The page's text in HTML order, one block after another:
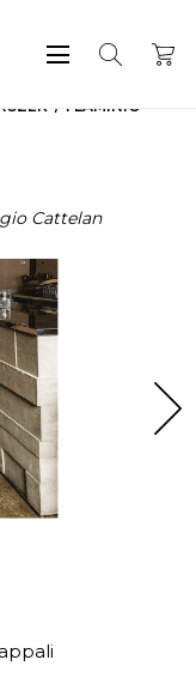
FLAMINIO
Cattelan